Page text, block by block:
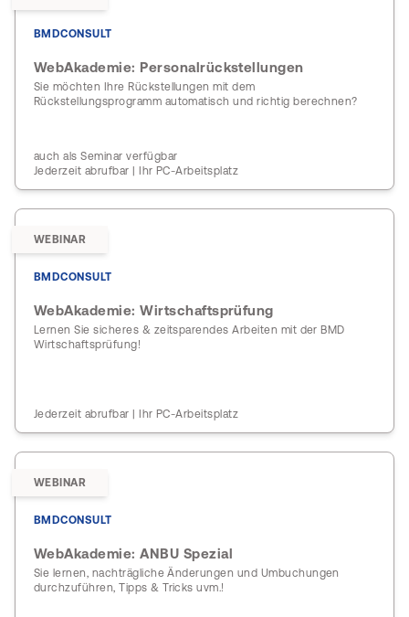
BMDCONSULT
WebAkademie: Personalrückstellungen
Sie möchten Ihre Rückstellungen mit dem
Rückstellungsprogramm automatisch und richtig berechnen?
auch als Seminar verfügbar
Jederzeit abrufbar | Ihr PC-Arbeitsplatz
WEBINAR
BMDCONSULT
WebAkademie: Wirtschaftsprüfung
Lernen Sie sicheres & zeitsparendes Arbeiten mit der BMD
Wirtschaftsprüfung!
Jederzeit abrufbar | Ihr PC-Arbeitsplatz
WEBINAR
BMDCONSULT
WebAkademie: ANBU Spezial
Sie lernen, nachträgliche Änderungen und Umbuchungen
durchzuführen, Tipps & Tricks uvm.!